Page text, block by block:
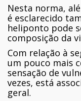
Nesta norma,
é esclarecido
heliponto pode
composição da
Com relação à
um pouco mais
sensação de
vezes, está
geral.